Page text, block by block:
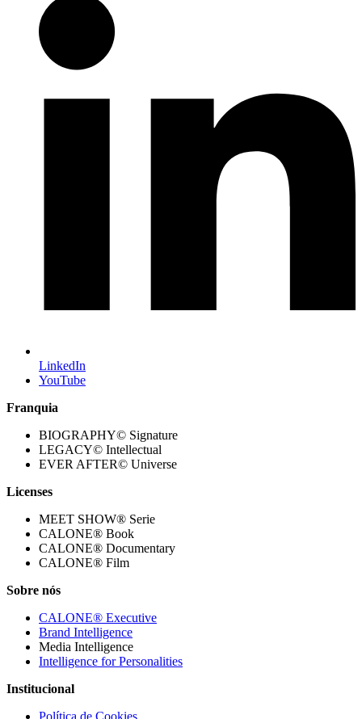
LinkedIn
YouTube
Franquia
BIOGRAPHY© Signature
LEGACY© Intellectual
EVER AFTER© Universe
Licenses
MEET SHOW® Serie
CALONE® Book
CALONE® Documentary
CALONE® Film
Sobre nós
CALONE® Executive
Brand Intelligence
Media Intelligence
Intelligence for Personalities
Institucional
Política de Cookies